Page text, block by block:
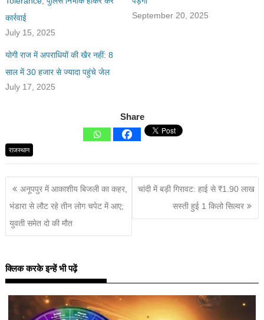
कार्रवाई
July 15, 2025
September 20, 2025
योगी राज में अपराधियों की खैर नहीं: 8
साल में 30 हजार से ज्यादा पहुंचे जेल
July 17, 2025
Share
राजस्थान
अनूपपुर में आकाशीय बिजली का कहर,
भंडारा से लौट रहे तीन लोग चपेट में आए;
युवती समेत दो की मौत
चांदी में बड़ी गिरावट: हाई से ₹1.90 लाख
सस्ती हुई 1 किलो सिल्वर
क्लिक करके इन्हें भी पढ़ें